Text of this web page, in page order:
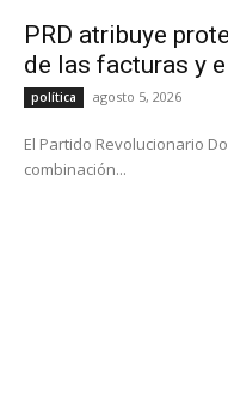
PRD atribuye
de las facturas y
política agosto 5, 2026
El Partido Revolucionario
combinación...